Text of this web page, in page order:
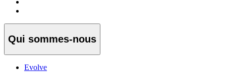
Qui sommes-nous
Evolve